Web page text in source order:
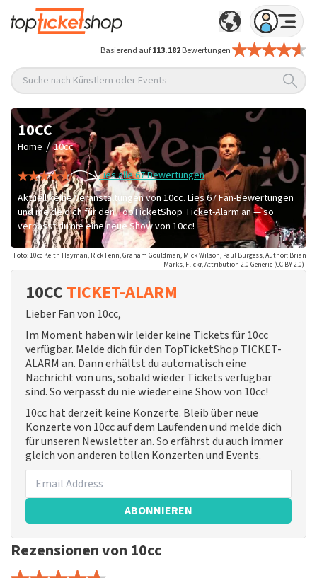
Basierend auf113.182Bewertungen
Suche nach Künstlern oder Events
10CC
Home / 10cc
Lies alle 67 Bewertungen
Aktuell keine Veranstaltungen von 10cc. Lies 67 Fan-Bewertungen
und melde dich für den TopTicketShop Ticket-Alarm an — so
verpasst du nie eine neue Show von 10cc!
Foto: 10cc Keith Hayman, Rick Fenn, Graham Gouldman, Mick Wilson, Paul Burgess, Author: Brian
Marks, Flickr, Attribution 2.0 Generic (CC BY 2.0)
10CC TICKET-ALARM
Lieber Fan von 10cc,
Im Moment haben wir leider keine Tickets für 10cc
verfügbar. Melde dich für den TopTicketShop TICKET-
ALARM an. Dann erhältst du automatisch eine
Nachricht von uns, sobald wieder Tickets verfügbar
sind. So verpasst du nie wieder eine Show von 10cc!
10cc hat derzeit keine Konzerte. Bleib über neue
Konzerte von 10cc auf dem Laufenden und melde dich
für unseren Newsletter an. So erfährst du auch immer
gleich von anderen tollen Konzerten und Events.
ABONNIEREN
Rezensionen von 10cc